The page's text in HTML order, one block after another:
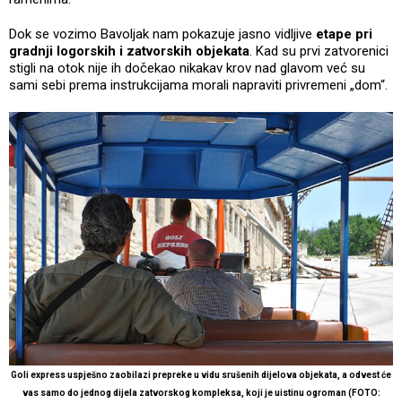
Dok se vozimo Bavoljak nam pokazuje jasno vidljive etape pri
gradnji logorskih i zatvorskih objekata. Kad su prvi zatvorenici
stigli na otok nije ih dočekao nikakav krov nad glavom već su
sami sebi prema instrukcijama morali napraviti privremeni „dom“.
Goli express uspješno zaobilazi prepreke u vidu srušenih dijelova objekata, a odvest će
vas samo do jednog dijela zatvorskog kompleksa, koji je uistinu ogroman (FOTO: